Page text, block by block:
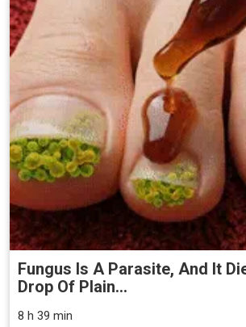
Fungus Is A Parasite, And It
Drop Of Plain...
8 h 39 min